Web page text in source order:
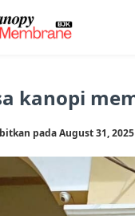
kanopi
pada August 31, 2025